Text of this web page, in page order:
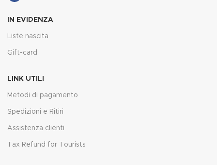
IN EVIDENZA
Liste nascita
Gift-card
LINK UTILI
Metodi di pagamento
Spedizioni e Ritiri
Assistenza clienti
Tax Refund for Tourists